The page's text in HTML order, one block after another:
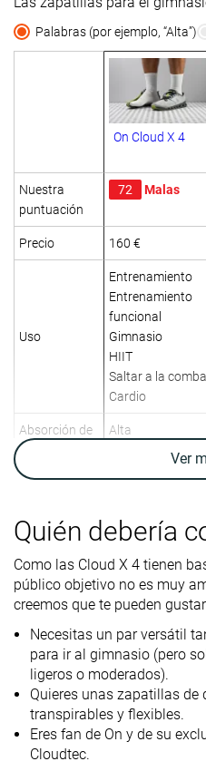
Palabras (por ejemplo, “Alta”)
On Cloud X 4
Nuestra
puntuación
72 Malas
Precio 160 €
Uso
Entrenamiento
Entrenamiento
funcional
Gimnasio
HIIT
Saltar a la comba
Cardio
Absorción de
impactos
Alta
Retorno de
Moderado
Tracción Baja
Drop
laboratorio
8.9 mm
suela en la
zona del talón
laboratorio
Antepié 21.5 mm
Peso
Ver
Quién debería
Como las Cloud X 4 tienen
público objetivo no es muy
creemos que te pueden
Necesitas un par versátil
para ir al gimnasio (pero
ligeros o moderados).
Quieres unas zapatillas de
transpirables y flexibles.
Eres fan de On y de su
Cloudtec.